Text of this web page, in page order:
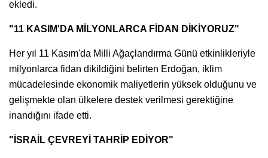
ekledi.
"11 KASIM'DA MİLYONLARCA FİDAN DİKİYORUZ"
Her yıl 11 Kasım'da Milli Ağaçlandırma Günü etkinlikleriyle
milyonlarca fidan dikildiğini belirten Erdoğan, iklim
mücadelesinde ekonomik maliyetlerin yüksek olduğunu ve
gelişmekte olan ülkelere destek verilmesi gerektiğine
inandığını ifade etti.
"İSRAİL ÇEVREYİ TAHRİP EDİYOR"